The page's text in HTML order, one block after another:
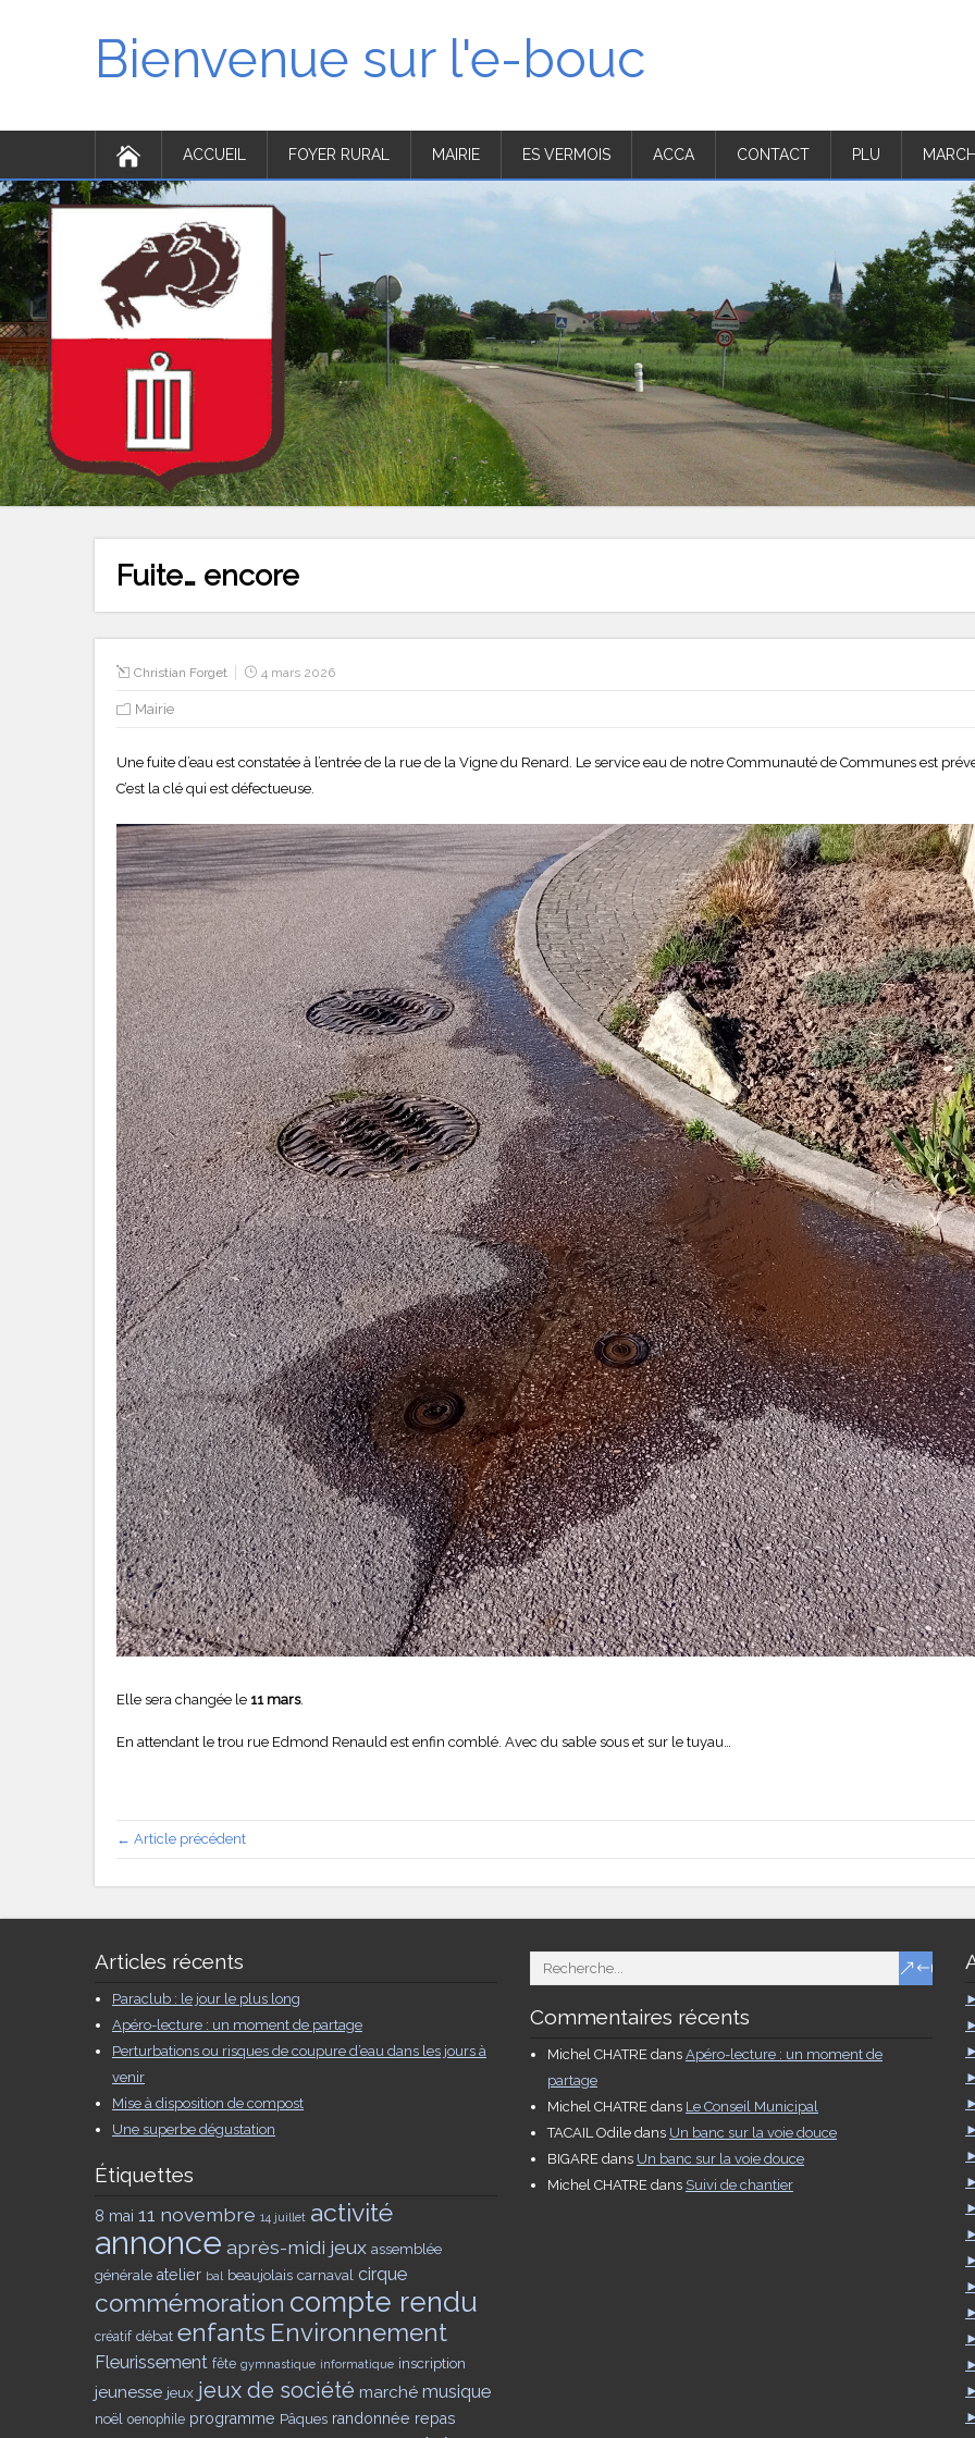
Bienvenue sur l'e-bouc
ACCUEIL FOYER RURAL MAIRIE ES VERMOIS ACCA CONTACT PLU
Fuite… encore
Christian Forget 4 mars 2026
Mairie
Une fuite d’eau est constatée à l’entrée de la rue de la Vigne du Renard. Le service eau de notre Communauté de Communes est
C’est la clé qui est défectueuse.
Elle sera changée le 11 mars.
En attendant le trou rue Edmond Renauld est enfin comblé. Avec du sable sous et sur le tuyau…
← Article précédent
Articles récents
Paraclub : le jour le plus long
Apéro-lecture : un moment de partage
Perturbations ou risques de coupure d’eau dans les jours à
venir
Mise à disposition de compost
Une superbe dégustation
Étiquettes
8 mai 11 novembre 14 juillet activité
annonce après-midi jeux assemblée
générale atelier bal beaujolais carnaval cirque
commémoration compte rendu
créatif débat enfants Environnement
Fleurissement fête gymnastique informatique inscription
jeunesse jeux jeux de société marché musique
noël oenophile programme Pâques randonnée repas
Commentaires récents
Michel CHATRE dans Apéro-lecture : un moment de
partage
Michel CHATRE dans Le Conseil Municipal
TACAIL Odile dans Un banc sur la voie douce
BIGARE dans Un banc sur la voie douce
Michel CHATRE dans Suivi de chantier